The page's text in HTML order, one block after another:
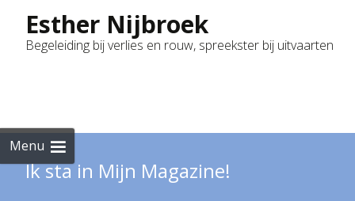
Esther Nijbroek
Begeleiding bij verlies en rouw, spreekster bij uitvaarten
Menu
Ik sta in Mijn Magazine!